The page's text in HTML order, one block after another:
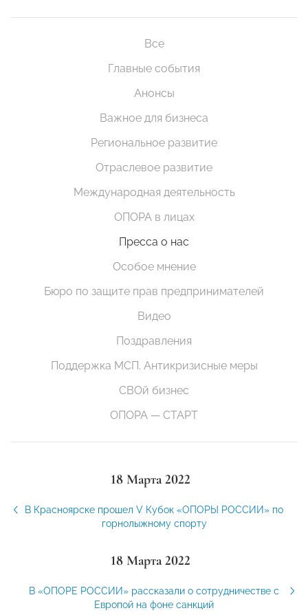
Все
Главные события
Анонсы
Важное для бизнеса
Региональное развитие
Отраслевое развитие
Международная деятельность
ОПОРА в лицах
Пресса о нас
Особое мнение
Бюро по защите прав предпринимателей
Видео
Поздравления
Поддержка МСП. Антикризисные меры
СВОй бизнес
ОПОРА — СТАРТ
18 Марта 2022
В Красноярске прошел V Кубок «ОПОРЫ РОССИИ» по
горнолыжному спорту
18 Марта 2022
В «ОПОРЕ РОССИИ» рассказали о сотрудничестве с
Европой на фоне санкций